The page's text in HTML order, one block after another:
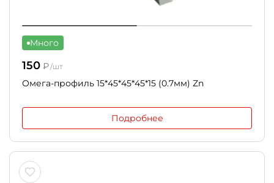
Много
150 ₽/шт
Омега-профиль 15*45*45*45*15 (0.7мм) Zn
Подробнее